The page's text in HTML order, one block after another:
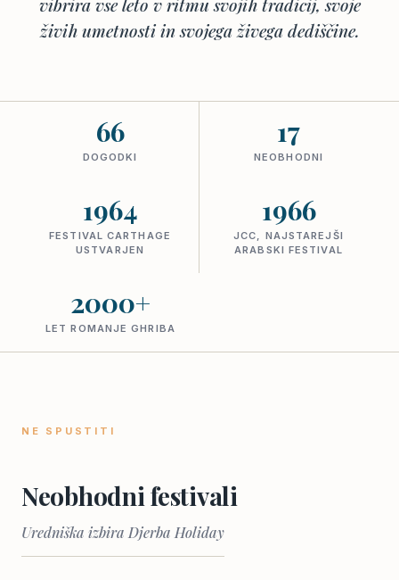
živih umetnosti in svojega živega dediščine.
66
DOGODKI
17
NEOBHODNI
1964
FESTIVAL CARTHAGE
USTVARJEN
1966
JCC, NAJSTAREJŠI
ARABSKI FESTIVAL
2000+
LET ROMANJE GHRIBA
NE SPUSTITI
Neobhodni festivali
Uredniška izbira Djerba Holiday